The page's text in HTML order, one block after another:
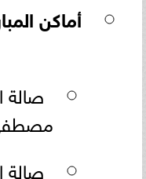
أماكن
صالة
مصطفى - 6
صالة